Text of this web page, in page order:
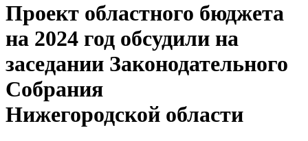
Проект областного бюджета
на 2024 год обсудили на
заседании Законодательного
Собрания
Нижегородской области